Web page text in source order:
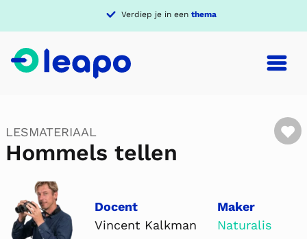
Verdiep je in eenthema
…
LESMATERIAAL
Hommels tellen
Docent
Vincent Kalkman
Maker
Naturalis